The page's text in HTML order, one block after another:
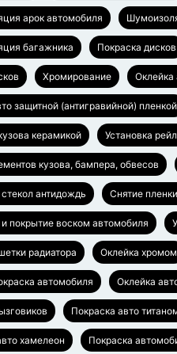
арок автомобиля
багажника Покраска дисков
Хромирование Оклейка
защитной (антигравийной) пленкой
керамикой Установка
кузова, бампера, обвесов
антидождь Снятие
покрытие воском автомобиля
радиатора Оклейка хромом
автомобиля Оклейка
Покраска авто
хамелеон Покраска